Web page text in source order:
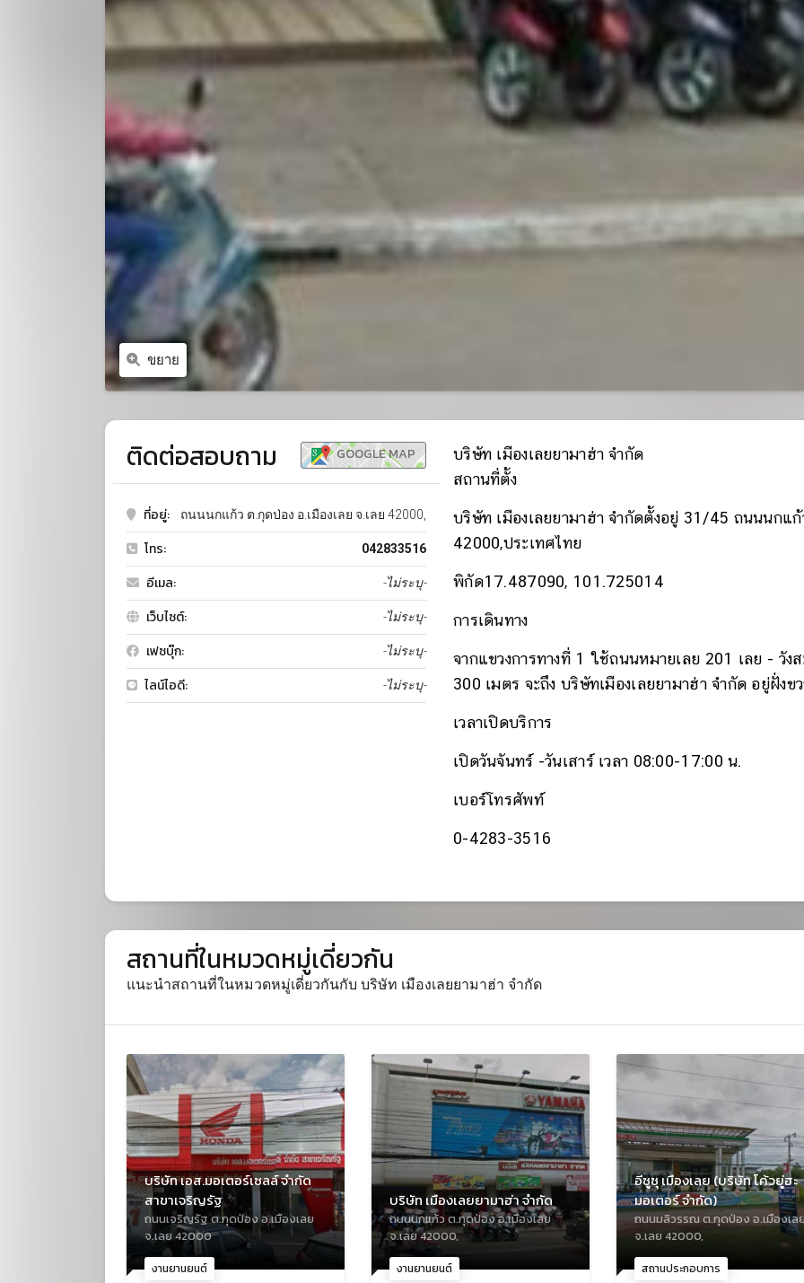
ขยาย
ติดต่อสอบถาม GOOGLE MAP
ที่อยู่: ถนนนกแก้ว ต.กุดป่อง อ.เมืองเลย จ.เลย 42000,
โทร: 042833516
อีเมล: -ไม่ระบุ-
เว็บไซต์: -ไม่ระบุ-
เฟซบุ๊ก: -ไม่ระบุ-
ไลน์ไอดี: -ไม่ระบุ-
บริษัท เมืองเลยยามาฮ่า จำกัด
สถานที่ตั้ง
บริษัท เมืองเลยยามาฮ่า จำกัดตั้งอยู่ 31/45 ถนนนกแก้
42000,ประเทศไทย
พิกัด17.487090, 101.725014
การเดินทาง
จากแขวงการทางที่ 1 ใช้ถนนหมายเลย 201 เลย - วัง
300 เมตร จะถึง บริษัทเมืองเลยยามาฮ่า จำกัด อยู่ฝั่งข
เวลาเปิดบริการ
เปิดวันจันทร์ -วันเสาร์ เวลา 08:00-17:00 น.
เบอร์โทรศัพท์
0-4283-3516
สถานที่ในหมวดหมู่เดี่ยวกัน
แนะนำสถานที่ในหมวดหมู่เดี่ยวกันกับ บริษัท เมืองเลยยามาฮ่า จำกัด
งานยานยนต์
บริษัท เอส.มอเตอร์เซลล์ จำกัด
สาขาเจริญรัฐ
ถนนเจริญรัฐ ต.กุดป่อง อ.เมืองเลย
จ.เลย 42000
งานยานยนต์
บริษัท เมืองเลยยามาฮ่า จำกัด
ถนนนกแก้ว ต.กุดป่อง อ.เมืองเลย
จ.เลย 42000,
สถานประกอบการ
อีซูซุ เมืองเลย (บริษัท โค้วยู่ฮะ
มอเตอร์ จำกัด)
ถนนมลิวรรณ ต.กุดป่อง อ.เมืองเล
จ.เลย 42000,